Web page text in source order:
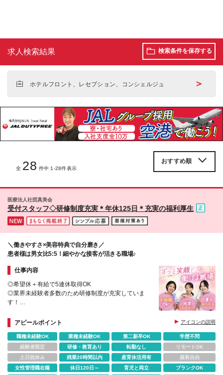
求人検索結果 検索条件を保存する
ホテルフロント、レセプション、コンシェルジュ ＞
全 28 件中 1-28件表示
医療法人社団真美会
受付スタッフ◇研修制度充実＊年休125日＊充実の福利厚生
＼働きやすさ×美容特典で自分磨き／
患者様は男女比5:5！細やかな接客が活きる職場♪
仕事内容
◎希望休＋有給で5連休取得OK
◎業界未経験者多数のため研修制度が充実していま
す！
◎産育休取得実績&復帰実績あり&出産祝い金最大40
万円
アピールポイント アイコンの説明
職種未経験OK 業種未経験OK 第二新卒OK
学歴不問
経験者限定
研修・教育あり 転勤なし
リモートOK
土日祝休み
残業20時間以内 産育休活用有
服装自由
女性管理職在籍
休日120日～ 育児と両立
ブランクOK